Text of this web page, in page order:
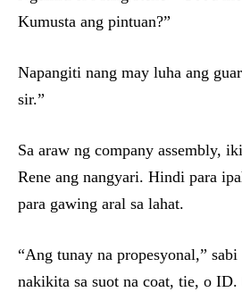
Kumusta ang pintuan?”
Napangiti nang may luha ang
sir.”
Sa araw ng company assembly,
Rene ang nangyari. Hindi para
para gawing aral sa lahat.
“Ang tunay na propesyonal,”
nakikita sa suot na coat, tie, o